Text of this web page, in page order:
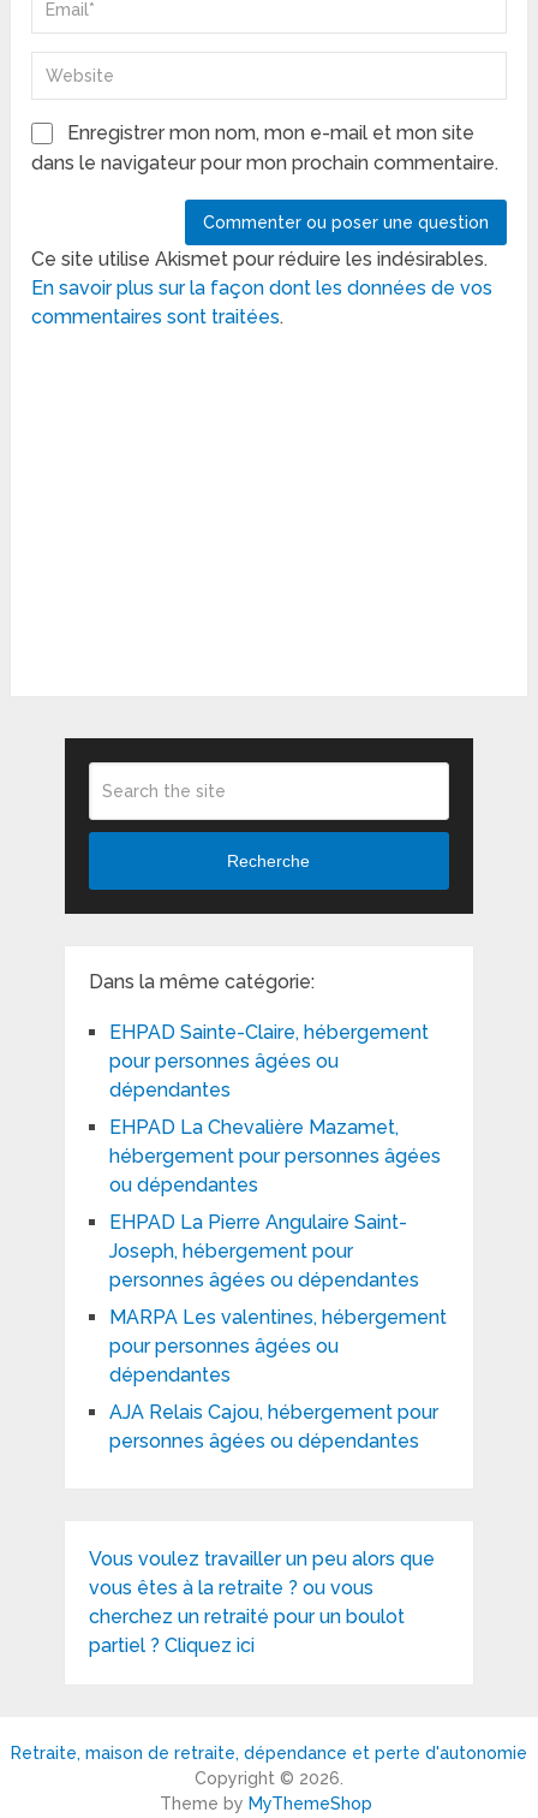
Enregistrer mon nom, mon e-mail et mon site
dans le navigateur pour mon prochain commentaire.
Ce site utilise Akismet pour réduire les indésirables.
En savoir plus sur la façon dont les données de vos
commentaires sont traitées.
Recherche
Dans la même catégorie:
EHPAD Sainte-Claire, hébergement
pour personnes âgées ou
dépendantes
EHPAD La Chevalière Mazamet,
hébergement pour personnes âgées
ou dépendantes
EHPAD La Pierre Angulaire Saint-
Joseph, hébergement pour
personnes âgées ou dépendantes
MARPA Les valentines, hébergement
pour personnes âgées ou
dépendantes
AJA Relais Cajou, hébergement pour
personnes âgées ou dépendantes
Vous voulez travailler un peu alors que
vous êtes à la retraite ? ou vous
cherchez un retraité pour un boulot
partiel ? Cliquez ici
Retraite, maison de retraite, dépendance et perte d'autonomie
Copyright © 2026.
Theme byMyThemeShop